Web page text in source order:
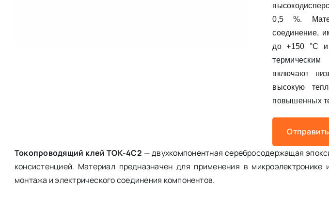
0,5 %.
соединение,
до +150 °С и
включают
высокую
повышенных
Токопроводящий клей ТОК-4С2 — двухкомпонентная серебросодержащая
консистенцией. Материал предназначен для применения в микроэлектронике
монтажа и электрического соединения компонентов.